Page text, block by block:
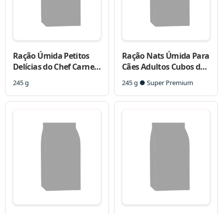
Ração Úmida Petitos
Delícias do Chef Carne
Adultos 245 g
245 g
Ração Nats Úmida Para
Cães Adultos Cubos de
Frango
245 g ● Super Premium